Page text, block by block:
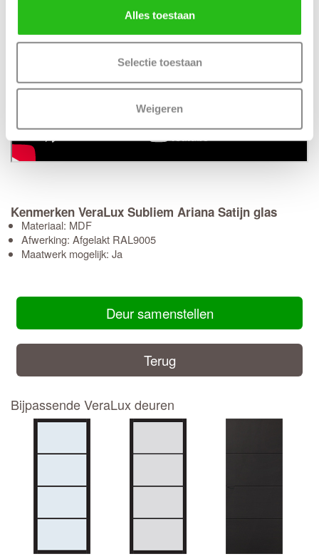
Alles toestaan
Selectie toestaan
Weigeren
Kenmerken VeraLux Subliem Ariana Satijn glas
Materiaal: MDF
Afwerking: Afgelakt RAL9005
Maatwerk mogelijk: Ja
Deur samenstellen
Terug
Bijpassende VeraLux deuren